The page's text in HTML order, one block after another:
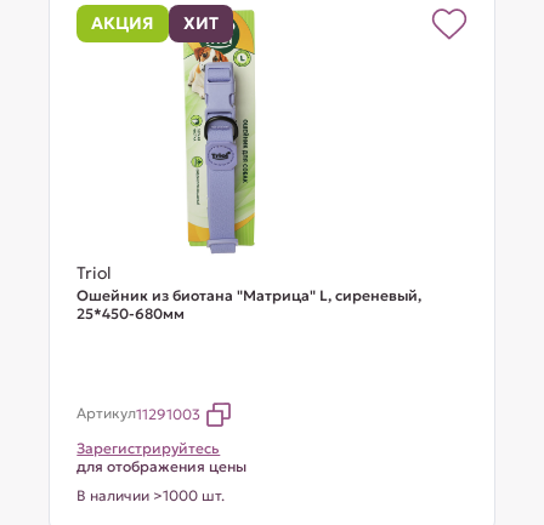
АКЦИЯ ХИТ
Triol
Ошейник из биотана "Матрица" L, сиреневый,
25*450-680мм
Артикул11291003
Зарегистрируйтесь
для отображения цены
В наличии >1000 шт.